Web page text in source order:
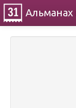
Альманах